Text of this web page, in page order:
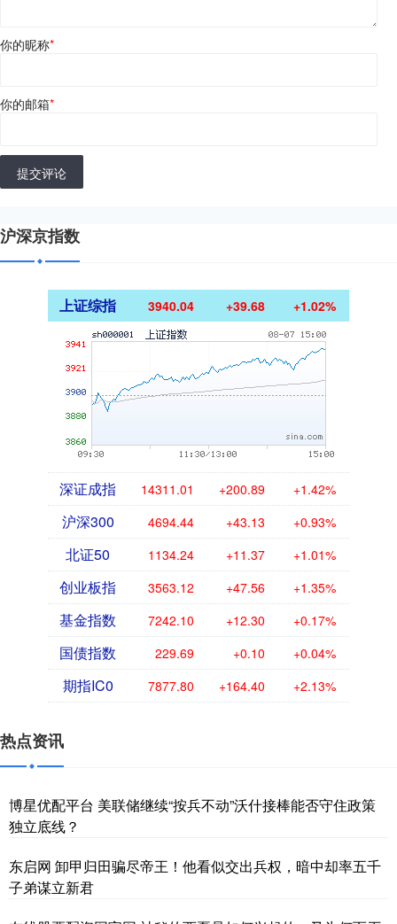
你的昵称*
你的邮箱*
提交评论
沪深京指数
上证综指 3940.04 +39.68 +1.02%
深证成指 14311.01 +200.89 +1.42%
沪深300 4694.44 +43.13 +0.93%
北证50 1134.24 +11.37 +1.01%
创业板指 3563.12 +47.56 +1.35%
基金指数 7242.10 +12.30 +0.17%
国债指数 229.69 +0.10 +0.04%
期指IC0 7877.80 +164.40 +2.13%
热点资讯
博星优配平台 美联储继续“按兵不动”沃什接棒能否守住政策
独立底线？
东启网 卸甲归田骗尽帝王！他看似交出兵权，暗中却率五千
子弟谋立新君